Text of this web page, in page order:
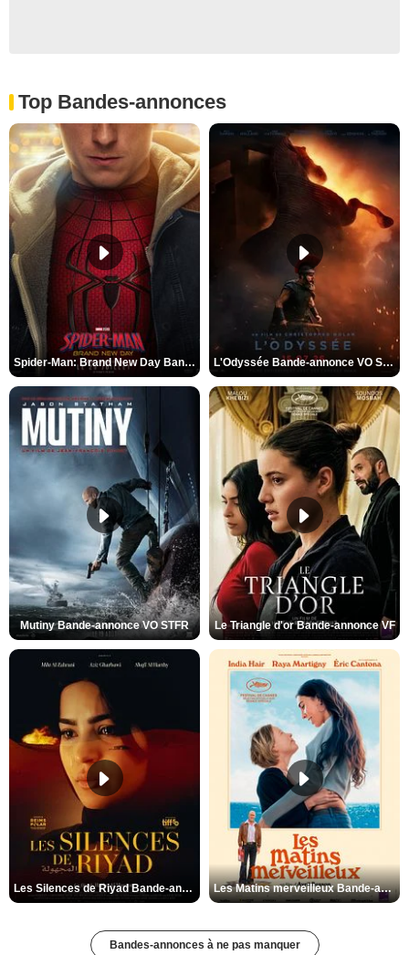
Top Bandes-annonces
Spider-Man: Brand New Day Bande-annonce VO STFR L'Odyssée Bande-annonce VO STFR
Mutiny Bande-annonce VO STFR Le Triangle d'or Bande-annonce VF
Les Silences de Riyad Bande-annonce VO STFR Les Matins merveilleux Bande-annonce VF
Bandes-annonces à ne pas manquer